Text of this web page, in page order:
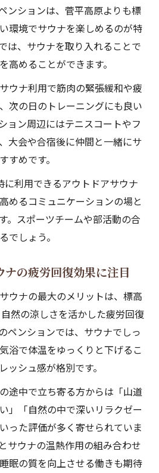
ンションは、菅平高原よりも標
環境でサウナを楽しめるのが特
は、サウナを取り入れることで
高めることができます。
ウナ利用で筋肉の緊張緩和や疲
次の日のトレーニングにも良い
ョン周辺にはテニスコートやフ
大会や合宿後に仲間と一緒にサ
すめです。
に利用できるアウトドアサウナ
めるコミュニケーションの場と
。スポーツチームや部活動の合
でしょう。
ナの疲労回復効果に注目
ウナの最大のメリットは、標高
然の涼しさを活かした疲労回復
ペンションでは、サウナでしっ
浴で体温をゆっくりと下げるこ
ッシュ感が格別です。
途中で立ち寄る方からは「山道
」「自然の中で深いリラクゼー
った評価が多く寄せられていま
サウナの温熱作用の組み合わせ
眠の質を向上させる働きも期待